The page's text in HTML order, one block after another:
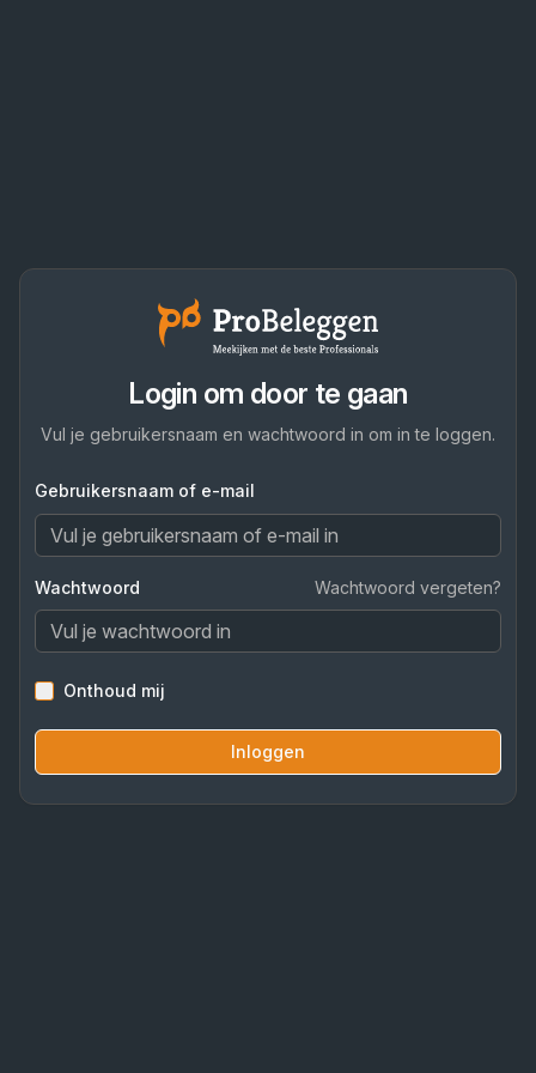
Login om door te gaan
Vul je gebruikersnaam en wachtwoord in om in te loggen.
Gebruikersnaam of e-mail
Wachtwoord Wachtwoord vergeten?
Onthoud mij
Inloggen